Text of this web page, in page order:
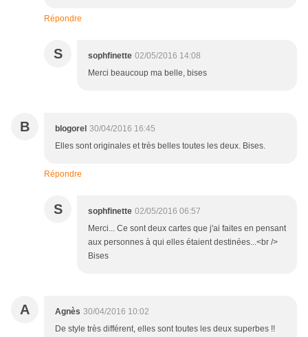
Répondre
S sophfinette 02/05/2016 14:08
Merci beaucoup ma belle, bises
B blogorel 30/04/2016 16:45
Elles sont originales et très belles toutes les deux. Bises.
Répondre
S sophfinette 02/05/2016 06:57
Merci... Ce sont deux cartes que j'ai faites en pensant
aux personnes à qui elles étaient destinées...<br />
Bises
A Agnès 30/04/2016 10:02
De style très différent, elles sont toutes les deux superbes !!